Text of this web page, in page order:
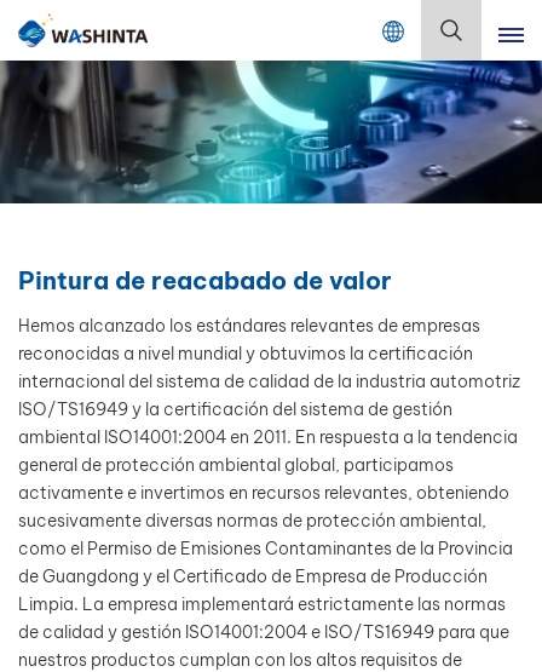
Mix Color Online
English
Français
Русский
Español
Português
日本語
한국어
بالعربية
فارسی
Pintura de reacabado de valor
Hemos alcanzado los estándares relevantes de empresas
reconocidas a nivel mundial y obtuvimos la certificación
internacional del sistema de calidad de la industria automotriz
ISO/TS16949 y la certificación del sistema de gestión
ambiental ISO14001:2004 en 2011. En respuesta a la tendencia
general de protección ambiental global, participamos
activamente e invertimos en recursos relevantes, obteniendo
sucesivamente diversas normas de protección ambiental,
como el Permiso de Emisiones Contaminantes de la Provincia
de Guangdong y el Certificado de Empresa de Producción
Limpia. La empresa implementará estrictamente las normas
de calidad y gestión ISO14001:2004 e ISO/TS16949 para que
nuestros productos cumplan con los altos requisitos de